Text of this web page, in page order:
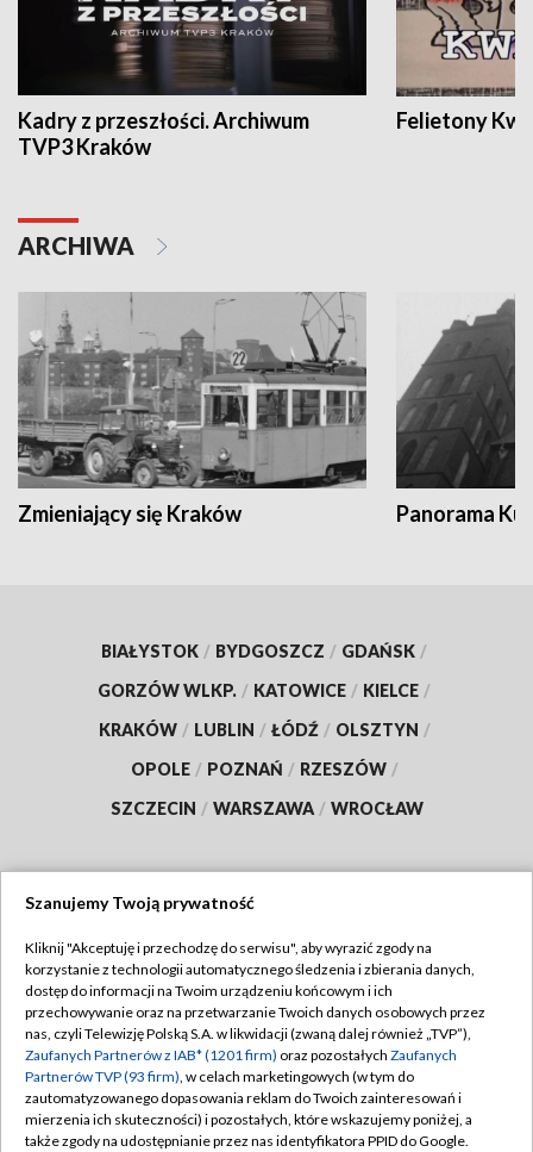
Kadry z przeszłości. Archiwum
TVP3 Kraków
Felietony
ARCHIWA
Zmieniający się Kraków Panorama
BIAŁYSTOK / BYDGOSZCZ / GDAŃSK /
GORZÓW WLKP. / KATOWICE / KIELCE /
KRAKÓW / LUBLIN / ŁÓDŹ / OLSZTYN /
OPOLE / POZNAŃ / RZESZÓW /
SZCZECIN / WARSZAWA / WROCŁAW
TVP
Abonament TVP
Emisja w TVP
Centrum informacji TVP
Naziemna Telewizja Cyfrowa
Regulamin TVP
Polityka prywatności
Moje zgody
Pomoc
Szanujemy Twoją prywatność
Kliknij "Akceptuję i przechodzę do serwisu", aby wyrazić zgody na
korzystanie z technologii automatycznego śledzenia i zbierania danych,
dostęp do informacji na Twoim urządzeniu końcowym i ich
przechowywanie oraz na przetwarzanie Twoich danych osobowych przez
nas, czyli Telewizję Polską S.A. w likwidacji (zwaną dalej również „TVP”),
Zaufanych Partnerów z IAB* (1201 firm) oraz pozostałych Zaufanych
Partnerów TVP (93 firm), w celach marketingowych (w tym do
zautomatyzowanego dopasowania reklam do Twoich zainteresowań i
mierzenia ich skuteczności) i pozostałych, które wskazujemy poniżej, a
także zgody na udostępnianie przez nas identyfikatora PPID do Google.